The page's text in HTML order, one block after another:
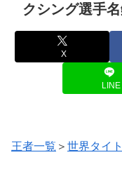
クシング選手
X
LINE
王者一覧 ＞ 世界タイ